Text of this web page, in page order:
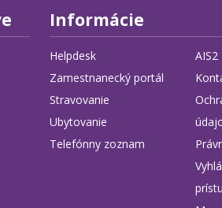
Informácie
Helpdesk
Zamestnanecký portál
Stravovanie
Ubytovanie
Telefónny zoznam
AIS2